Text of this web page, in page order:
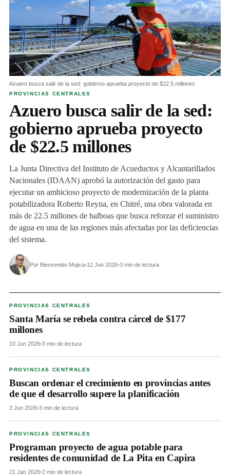
PROVINCIAS CENTRALES
Azuero busca salir de la sed:
gobierno aprueba proyecto
de $22.5 millones
La Junta Directiva del Instituto de Acueductos y Alcantarillados
Nacionales (IDAAN) aprobó la autorización del gasto para
ejecutar un ambicioso proyecto de modernización de la planta
potabilizadora Roberto Reyna, en Chitré, una obra valorada en
más de 22.5 millones de balboas que busca reforzar el suministro
de agua en una de las regiones más afectadas por las deficiencias
del sistema.
Por Bienvenido Mojica•12 Jun 2026•3 min de lectura
Azuero busca salir de la sed: gobierno aprueba proyecto de $22.5 millones
PROVINCIAS CENTRALES
Santa María se rebela contra cárcel de $177
millones
10 Jun 2026•3 min de lectura
PROVINCIAS CENTRALES
Buscan ordenar el crecimiento en provincias antes
de que el desarrollo supere la planificación
3 Jun 2026•3 min de lectura
PROVINCIAS CENTRALES
Programan proyecto de agua potable para
residentes de comunidad de La Pita en Capira
21 Jan 2026•2 min de lectura